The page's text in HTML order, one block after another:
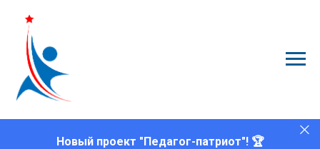
Новый проект "Педагог-патриот"! 🏆